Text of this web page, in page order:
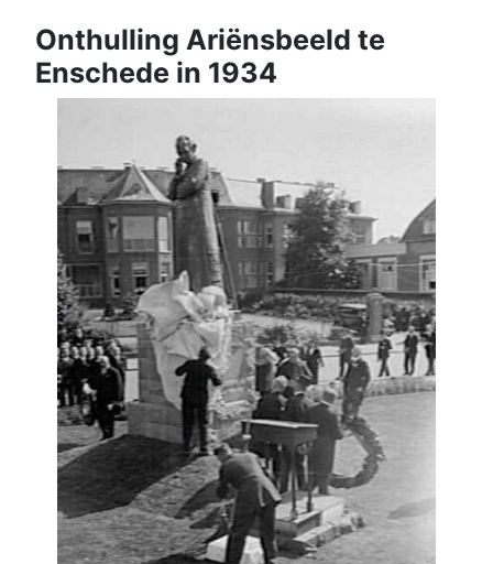
Onthulling Ariënsbeeld te
Enschede in 1934